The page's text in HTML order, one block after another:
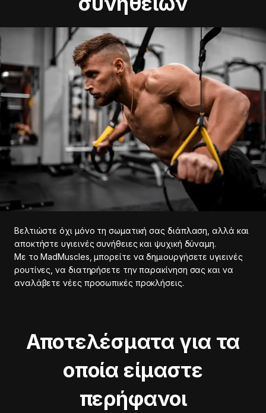
Βελτιώστε όχι μόνο τη σωματική σας διάπλαση, αλλά και
αποκτήστε υγιεινές συνήθειες και ψυχική δύναμη.
Με το MadMuscles, μπορείτε να δημιουργήσετε υγιεινές
ρουτίνες, να διατηρήσετε την παρακίνηση σας και να
αναλάβετε νέες προσωπικές προκλήσεις.
Αποτελέσματα για τα
οποία είμαστε
περήφανοι